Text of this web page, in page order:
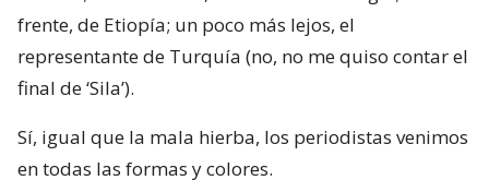
frente, de Etiopía; un poco más lejos, el
representante de Turquía (no, no me quiso contar el
final de ‘Sila’).
Sí, igual que la mala hierba, los periodistas venimos
en todas las formas y colores.